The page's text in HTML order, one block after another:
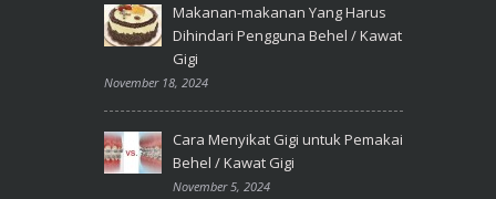
Makanan-makanan Yang Harus
Dihindari Pengguna Behel / Kawat
Gigi
November 18, 2024
Cara Menyikat Gigi untuk Pemakai
Behel / Kawat Gigi
November 5, 2024